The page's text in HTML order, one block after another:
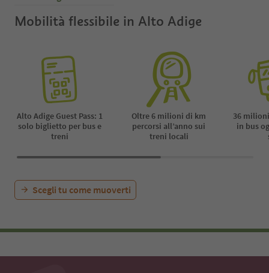
Mobilità flessibile in Alto Adige
Alto Adige Guest Pass: 1
solo biglietto per bus e
treni
Oltre 6 milioni di km
percorsi all’anno sui
treni locali
36
in bus
Scegli tu come muoverti